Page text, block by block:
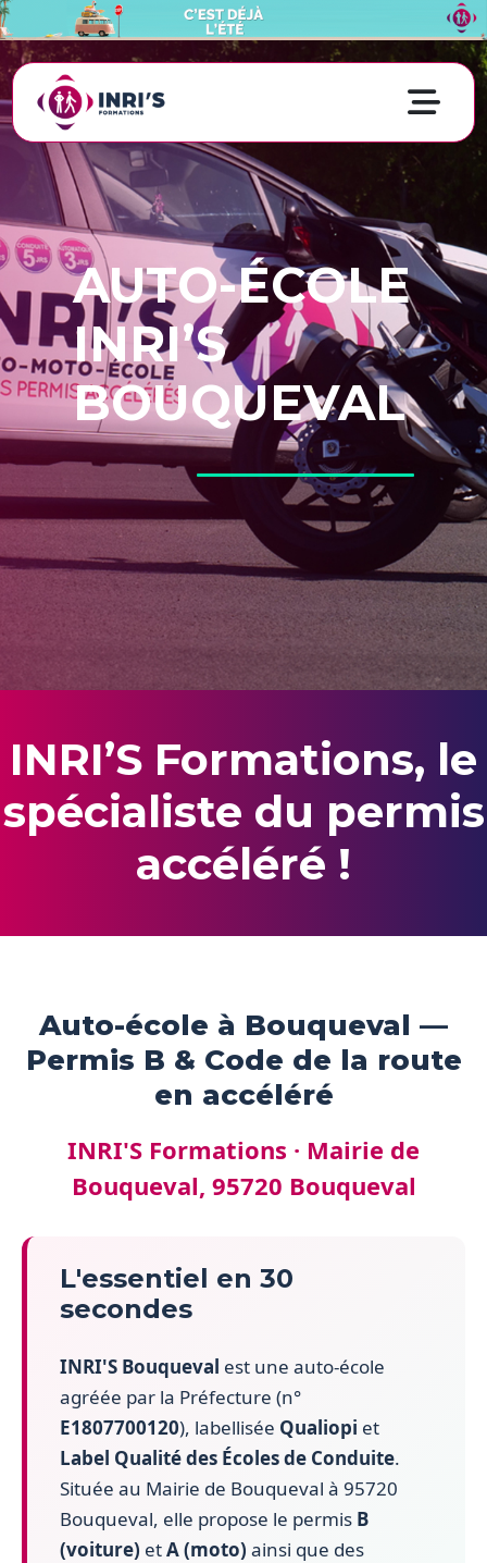
AUTO-ÉCOLE
INRI’S
BOUQUEVAL
INRI’S Formations, le
spécialiste du permis
accéléré !
Auto-école à Bouqueval —
Permis B & Code de la route
en accéléré
INRI'S Formations · Mairie de
Bouqueval, 95720 Bouqueval
L'essentiel en 30
secondes
INRI'S Bouqueval est une auto-école
agréée par la Préfecture (n°
E1807700120), labellisée Qualiopi et
Label Qualité des Écoles de Conduite.
Située au Mairie de Bouqueval à 95720
Bouqueval, elle propose le permis B
(voiture) etA (moto) ainsi que des